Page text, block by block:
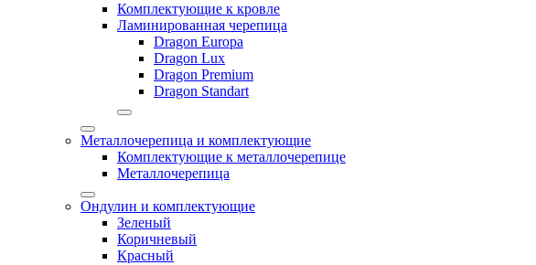
Комплектующие к кровле
Ламинированная черепица
Dragon Europa
Dragon Lux
Dragon Premium
Dragon Standart
Металлочерепица и комплектующие
Комплектующие к металлочерепице
Металлочерепица
Ондулин и комплектующие
Зеленый
Коричневый
Красный